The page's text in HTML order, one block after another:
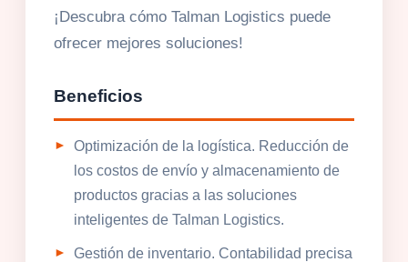
¡Descubra cómo Talman Logistics puede
ofrecer mejores soluciones!
Beneficios
Optimización de la logística. Reducción de
los costos de envío y almacenamiento de
productos gracias a las soluciones
inteligentes de Talman Logistics.
Gestión de inventario. Contabilidad precisa